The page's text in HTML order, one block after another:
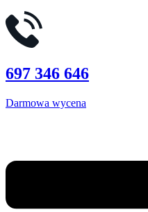
697 346 646
Darmowa wycena